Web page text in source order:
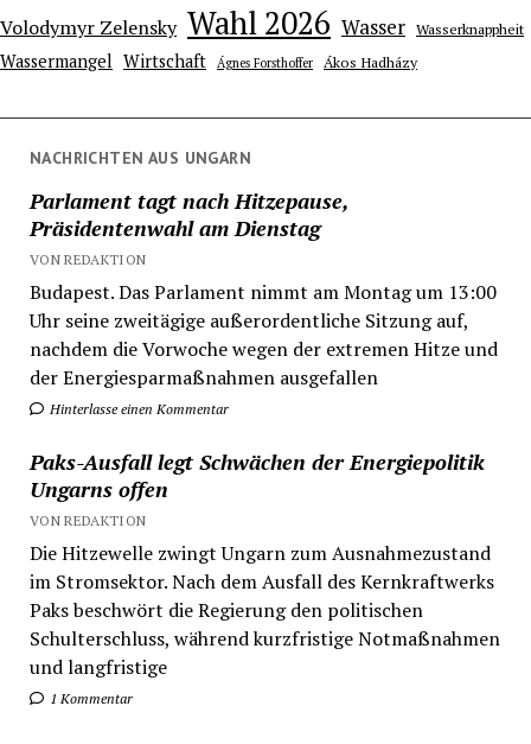
NACHRICHTEN AUS UNGARN
Parlament tagt nach Hitzepause,
Präsidentenwahl am Dienstag
VON REDAKTION
Budapest. Das Parlament nimmt am Montag um 13:00
Uhr seine zweitägige außerordentliche Sitzung auf,
nachdem die Vorwoche wegen der extremen Hitze und
der Energiesparmaßnahmen ausgefallen
Hinterlasse einen Kommentar
Paks-Ausfall legt Schwächen der Energiepolitik
Ungarns offen
VON REDAKTION
Die Hitzewelle zwingt Ungarn zum Ausnahmezustand
im Stromsektor. Nach dem Ausfall des Kernkraftwerks
Paks beschwört die Regierung den politischen
Schulterschluss, während kurzfristige Notmaßnahmen
und langfristige
1 Kommentar
Volodymyr Zelensky Wahl 2026 Wasser Wasserknappheit
Wassermangel Wirtschaft Ágnes Forsthoffer Ákos Hadházy